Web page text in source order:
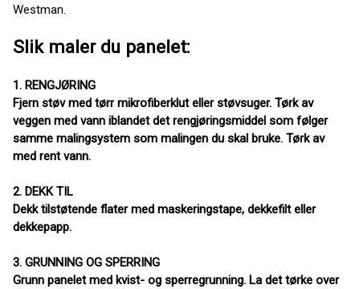
Westman.
Slik maler du panelet:
1. RENGJØRING
Fjern støv med tørr mikrofiberklut eller støvsuger. Tørk av
veggen med vann iblandet det rengjøringsmiddel som følger
samme malingsystem som malingen du skal bruke. Tørk av
med rent vann.
2. DEKK TIL
Dekk tilstøtende flater med maskeringstape, dekkefilt eller
dekkepapp.
3. GRUNNING OG SPERRING
Grunn panelet med kvist- og sperregrunning. La det tørke over